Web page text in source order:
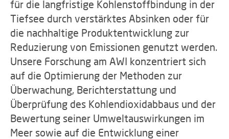
für die langfristige Kohlenstoffbindung in der
Tiefsee durch verstärktes Absinken oder für
die nachhaltige Produktentwicklung zur
Reduzierung von Emissionen genutzt werden.
Unsere Forschung am AWI konzentriert sich
auf die Optimierung der Methoden zur
Überwachung, Berichterstattung und
Überprüfung des Kohlendioxidabbaus und der
Bewertung seiner Umweltauswirkungen im
Meer sowie auf die Entwicklung einer